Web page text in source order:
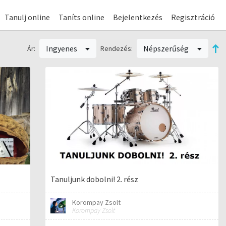
Tanulj online Taníts online Bejelentkezés Regisztráció
Ár: Ingyenes Rendezés: Népszerűség
Tanuljunk dobolni! 2. rész
Korompay Zsolt
Korompay Zsolt